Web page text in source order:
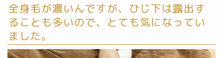
全身毛が濃いんですが、ひじ下は露出す
ることも多いので、とても気になってい
ました。